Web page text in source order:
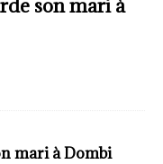
son mari à
mari à Dombi